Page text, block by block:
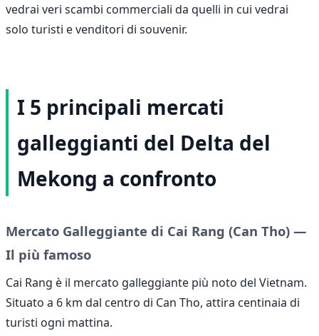
vedrai veri scambi commerciali da quelli in cui vedrai
solo turisti e venditori di souvenir.
I 5 principali mercati
galleggianti del Delta del
Mekong a confronto
Mercato Galleggiante di Cai Rang (Can Tho) —
Il più famoso
Cai Rang è il mercato galleggiante più noto del Vietnam.
Situato a 6 km dal centro di Can Tho, attira centinaia di
turisti ogni mattina.